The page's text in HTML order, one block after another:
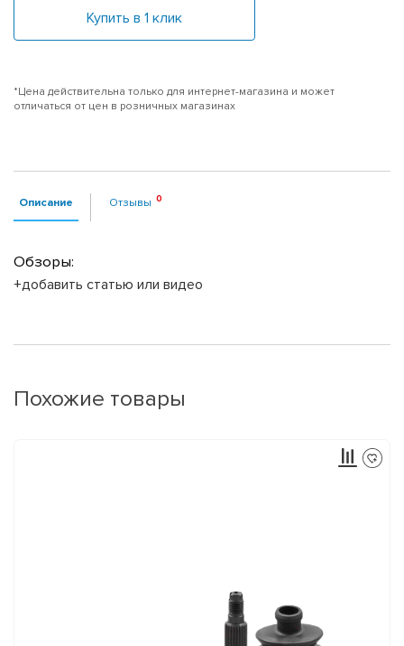
Купить в 1 клик
*Цена действительна только для интернет-магазина и может
отличаться от цен в розничных магазинах
Описание Отзывы
Обзоры:
+добавить статью или видео
Похожие товары